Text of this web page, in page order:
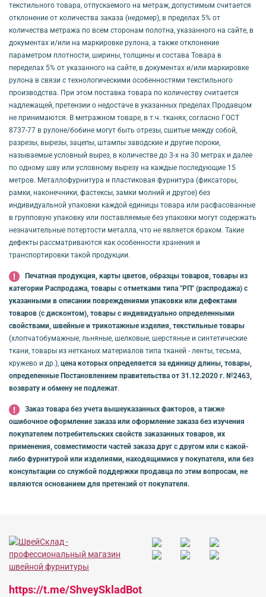
текстильного товара, отпускаемого на метраж, допустимым считается
отклонение от количества заказа (недомер), в пределах 5% от
количества метража по всем сторонам полотна, указанного на сайте, в
документах и/или на маркировке рулона, а также отклонение
параметром плотности, ширины, толщины и состава Товара в
переделах 5% от указанного на сайте, в документах и/или маркировке
рулона в связи с технологическими особенностями текстильного
производства. При этом поставка товара по количеству считается
надлежащей, претензии о недостаче в указанных пределах Продавцом
не принимаются. В метражном товаре, в т.ч. тканях, согласно ГОСТ
8737-77 в рулоне/бобине могут быть отрезы, сшитые между собой,
разрезы, вырезы, зацепы, штампы заводские и другие пороки,
называемые условный вырез, в количестве до 3-х на 30 метрах и далее
по одному шву или условному вырезу на каждые последующие 15
метров. Металлофурнитура и пластиковая фурнитура (фиксаторы,
рамки, наконечники, фастексы, замки молний и другое) без
индивидуальной упаковки каждой единицы товара или расфасованные
в групповую упаковку или поставляемые без упаковки могут содержать
незначительные потертости металла, что не является браком. Такие
дефекты рассматриваются как особенности хранения и
транспортировки такой продукции.
Печатная продукция, карты цветов, образцы товаров, товары из
категории Распродажа, товары с отметками типа "РП" (распродажа) с
указанными в описании повреждениями упаковки или дефектами
товаров (с дисконтом), товары с индивидуально определенными
свойствами, швейные и трикотажные изделия, текстильные товары
(хлопчатобумажные, льняные, шелковые, шерстяные и синтетические
ткани, товары из нетканых материалов типа тканей - ленты, тесьма,
кружево и др.), цена которых определяется за единицу длины, товары,
определенные Постановлением правительства от 31.12.2020 г. №2463,
возврату и обмену не подлежат.
Заказ товара без учета вышеуказанных факторов, а также
ошибочное оформление заказа или оформление заказа без изучения
покупателем потребительских свойств заказанных товаров, их
применения, совместимости частей заказа друг с другом или с какой-
либо фурнитурой или изделиями, находящимися у покупателя, или без
консультации со службой поддержки продавца по этим вопросам, не
являются основанием для претензий от покупателя.
https://t.me/ShveySkladBot